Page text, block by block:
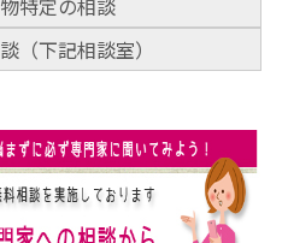
特定の相談
（下記相談室）